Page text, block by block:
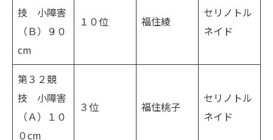
技 小障害
（Ｂ）９０
cm
１０位 福住綾
セリノトル
ネイド
第３２競
技 小障害
（Ａ）１０
０cm
３位 福住桃子
セリノトル
ネイド